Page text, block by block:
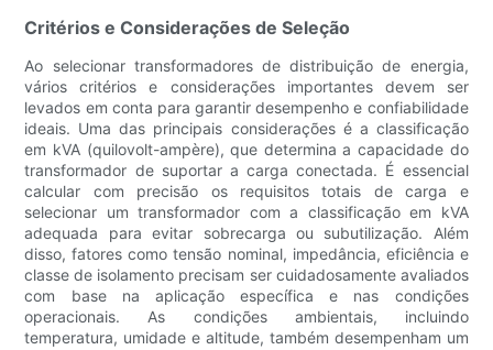
Critérios e Considerações de Seleção
Ao selecionar transformadores de distribuição de energia,
vários critérios e considerações importantes devem ser
levados em conta para garantir desempenho e confiabilidade
ideais. Uma das principais considerações é a classificação
em kVA (quilovolt-ampère), que determina a capacidade do
transformador de suportar a carga conectada. É essencial
calcular com precisão os requisitos totais de carga e
selecionar um transformador com a classificação em kVA
adequada para evitar sobrecarga ou subutilização. Além
disso, fatores como tensão nominal, impedância, eficiência e
classe de isolamento precisam ser cuidadosamente avaliados
com base na aplicação específica e nas condições
operacionais. As condições ambientais, incluindo
temperatura, umidade e altitude, também desempenham um